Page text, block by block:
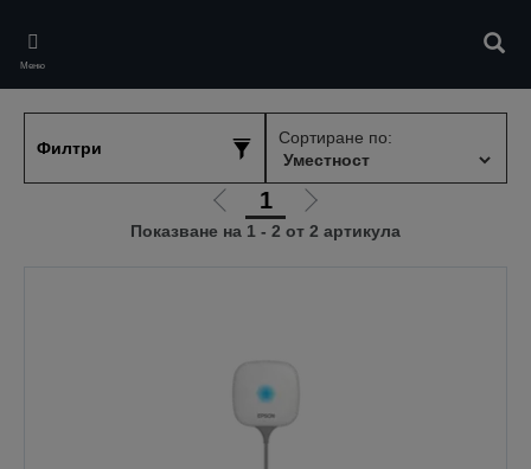
main
content
Меню
Филтри
Сортиране по:
Отиди
на
1
Отиди
на
Показване на 1 - 2 от 2 артикула